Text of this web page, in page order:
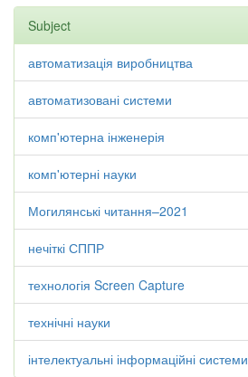
Subject
автоматизація виробництва
автоматизовані системи
комп'ютерна інженерія
комп'ютерні науки
Могилянські читання–2021
нечіткі СППР
технологія Screen Capture
технічні науки
інтелектуальні інформаційні системи